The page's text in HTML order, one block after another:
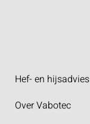
Hef- en hijsadvies
Over Vabotec